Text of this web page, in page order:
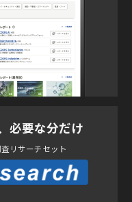
必要な分だけ
リサーチセット